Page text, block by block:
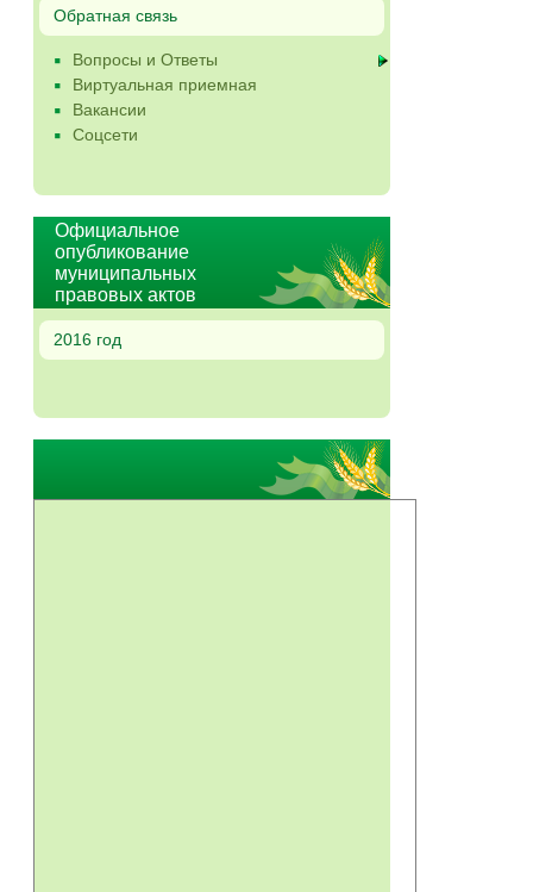
Обратная связь
Вопросы и Ответы
Виртуальная приемная
Вакансии
Соцсети
Официальное
опубликование
муниципальных
правовых актов
2016 год